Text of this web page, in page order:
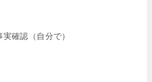
確認（自分で）